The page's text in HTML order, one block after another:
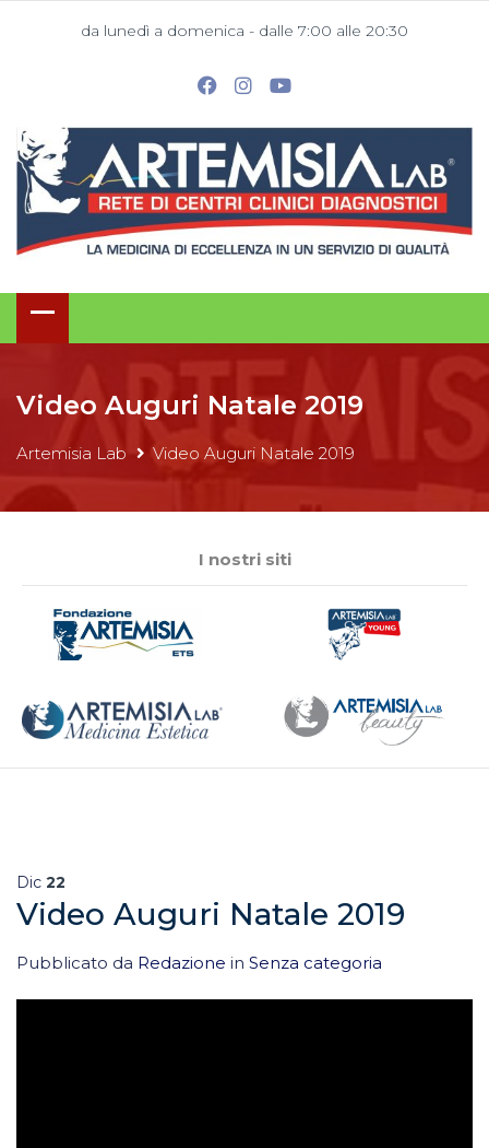
da lunedì a domenica - dalle 7:00 alle 20:30
Video Auguri Natale 2019
Artemisia Lab Video Auguri Natale 2019
I nostri siti
Dic 22
Video Auguri Natale 2019
Pubblicato da Redazione in Senza categoria